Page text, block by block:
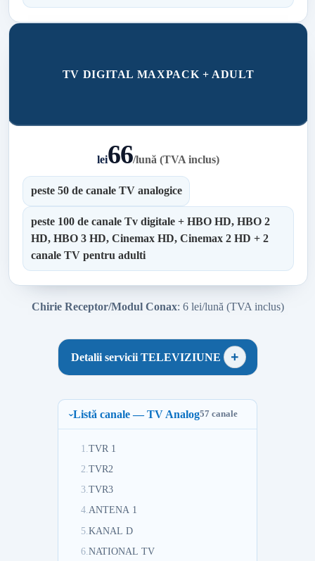
TV DIGITAL MAXPACK + ADULT
lei66/lună (TVA inclus)
peste 50 de canale TV analogice
peste 100 de canale Tv digitale + HBO HD, HBO 2
HD, HBO 3 HD, Cinemax HD, Cinemax 2 HD + 2
canale TV pentru adulti
Chirie Receptor/Modul Conax: 6 lei/lună (TVA inclus)
Detalii servicii TELEVIZIUNE
Listă canale — TV Analog57 canale
1.TVR 1
2.TVR2
3.TVR3
4.ANTENA 1
5.KANAL D
6.NATIONAL TV